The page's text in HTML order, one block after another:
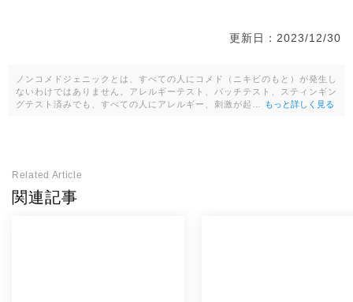
成分
ン、プロパンジオール、PEG-9ポリジメチルシロキ
ウリン酸メチルヘプチル、BG、スクワラン、オリ
ーブ果実油、加水分解コラーゲン、ヒアルロン酸N
更新日：2023/12/30
ノンコメドジェニックとは、すべての人にコメド（ニキビのもと）が発生し
ないわけではありません。アレルギーテスト、パッチテスト、スティンギン
グテスト済みでも、すべての人にアレルギー、刺激が起…
もっと詳しく見る
Related Article
関連記事